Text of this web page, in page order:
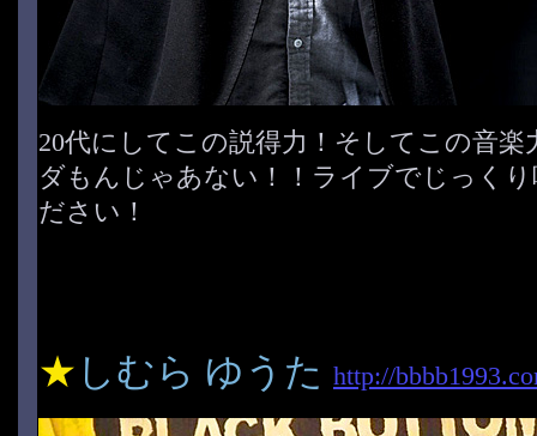
20代にしてこの説得力！そしてこの音楽
ダもんじゃあない！！ライブでじっく
ださい！
★ しむら ゆうた http://